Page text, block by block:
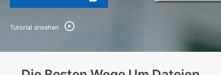
Tutorial ansehen